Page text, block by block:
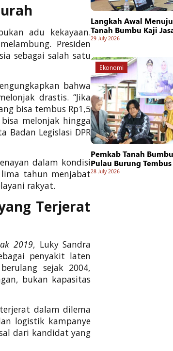
adu kekayaan.
Presiden
sebagai salah satu
bahwa
drastis. “Jika
bisa tembus Rp1,5
melonjak hingga
Badan Legislasi DPR
dalam kondisi
lima tahun menjabat
rakyat.
Terjerat
2019, Luky Sandra
penyakit laten
sejak 2004,
bukan kapasitas
dalam dilema
logistik kampanye
dari kandidat yang
Langkah Awal
Tanah Bumbu Kaji
29 July 2026
Ekonomi
Pemkab Tanah
Pulau Burung
28 July 2026